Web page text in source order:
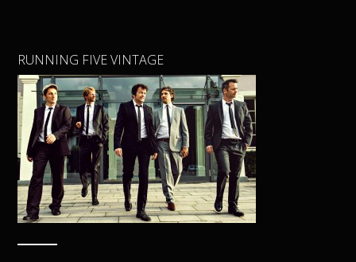
RUNNING FIVE VINTAGE